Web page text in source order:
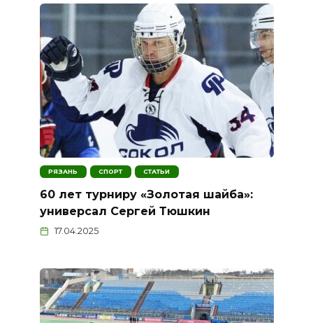
РЯЗАНЬ СПОРТ СТАТЬИ
60 лет турниру «Золотая шайба»:
универсал Сергей Тюшкин
17.04.2025